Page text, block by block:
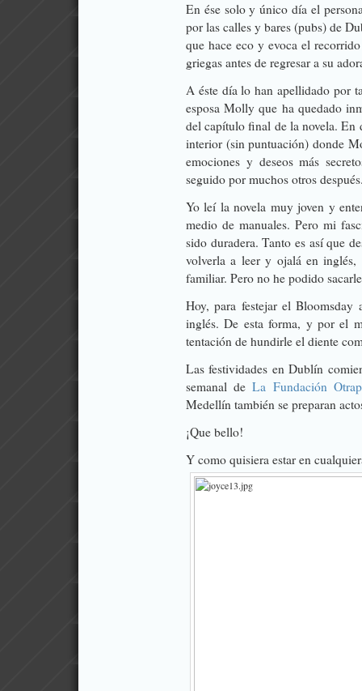
En ése solo y único día el
por las calles y bares (pubs) de
que hace eco y evoca el
griegas antes de regresar a su
A éste día lo han apellidado por
esposa Molly que ha quedado
del capítulo final de la novela.
interior (sin puntuación) donde
emociones y deseos más
seguido por muchos otros
Yo leí la novela muy joven y
medio de manuales. Pero mi
sido duradera. Tanto es así que
volverla a leer y ojalá en
familiar. Pero no he podido
Hoy, para festejar el Bloomsday
inglés. De esta forma, y por el
tentación de hundirle el diente
Las festividades en Dublín
semanal deLa Fundación
Medellín también se preparan
¡Que bello!
Y como quisiera estar en